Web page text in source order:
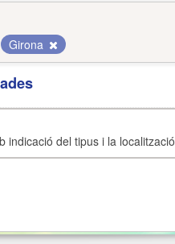
Girona
indicació del tipus i la localització